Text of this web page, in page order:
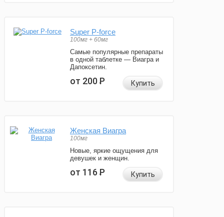
Super P-force
100мг + 60мг
Самые популярные препараты
в одной таблетке — Виагра и
Дапоксетин.
от 200Р Купить
Женская Виагра
100мг
Новые, яркие ощущения для
девушек и женщин.
от 116Р Купить